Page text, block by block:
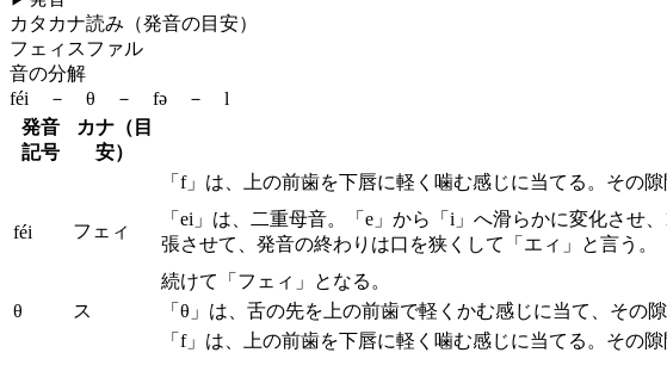
カタカナ読み（発音の目安）
フェィスファル
音の分解
féi － θ － fə － l
発音
記号
カナ（目
安）
féi フェィ
「f」は、上の前歯を下唇に軽く噛む感じに当てる。その
「ei」は、二重母音。「e」から「i」へ滑らかに変化さ
張させて、発音の終わりは口を狭くして「エィ」と言う。
続けて「フェィ」となる。
θ
ス 「θ」は、舌の先を上の前歯で軽くかむ感じに当て、その
「f」は、上の前歯を下唇に軽く噛む感じに当てる。その